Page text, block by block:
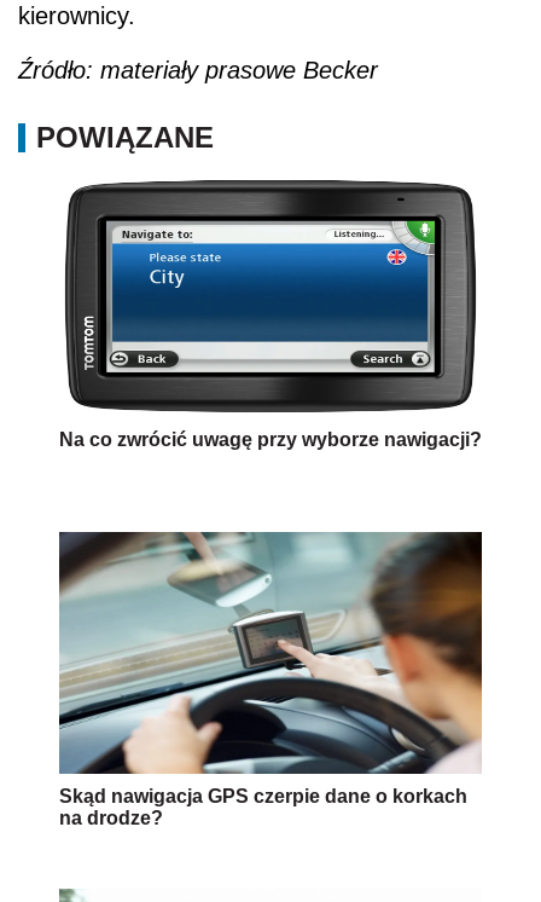
kierownicy.
Źródło: materiały prasowe Becker
POWIĄZANE
Na co zwrócić uwagę przy wyborze nawigacji?
Skąd nawigacja GPS czerpie dane o korkach
na drodze?